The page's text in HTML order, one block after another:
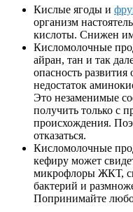
Кислые ягоды и
организм
кислоты. Снижен
Кисломолочные
айран, тан и так
опасность развития
недостаток
Это незаменимые
получить только с
происхождения.
отказаться.
Кисломолочные
кефиру может
микрофлоры ЖКТ,
бактерий и
Попринимайте